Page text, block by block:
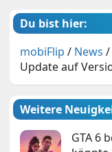
Du bist hier:
mobiFlip / News
Update auf
Weitere
GTA 6